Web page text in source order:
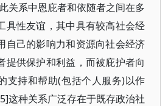
关系中恩庇者和依随者之间在多
具性友谊，其中具有较高社会经
自己的影响力和资源向社会经济
提供保护和利益，而被庇护者向
支持和帮助(包括个人服务)以作
这种关系广泛存在于既存政治社